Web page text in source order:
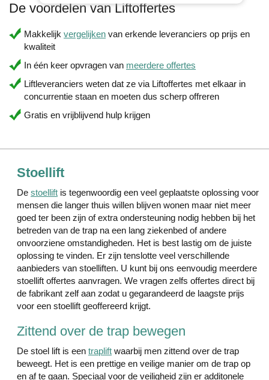
De voordelen van Liftoffertes
Makkelijk vergelijken van erkende leveranciers op prijs en
kwaliteit
In één keer opvragen van meerdere offertes
Liftleveranciers weten dat ze via Liftoffertes met elkaar in
concurrentie staan en moeten dus scherp offreren
Gratis en vrijblijvend hulp krijgen
Stoellift
De stoellift is tegenwoordig een veel geplaatste oplossing voor
mensen die langer thuis willen blijven wonen maar niet meer
goed ter been zijn of extra ondersteuning nodig hebben bij het
betreden van de trap na een lang ziekenbed of andere
onvoorziene omstandigheden. Het is best lastig om de juiste
oplossing te vinden. Er zijn tenslotte veel verschillende
aanbieders van stoelliften. U kunt bij ons eenvoudig meerdere
stoellift offertes aanvragen. We vragen zelfs offertes direct bij
de fabrikant zelf aan zodat u gegarandeerd de laagste prijs
voor een stoellift geoffereerd krijgt.
Zittend over de trap bewegen
De stoel lift is een traplift waarbij men zittend over de trap
beweegt. Het is een prettige en veilige manier om de trap op
en af te gaan. Speciaal voor de veiligheid zijn er additonele